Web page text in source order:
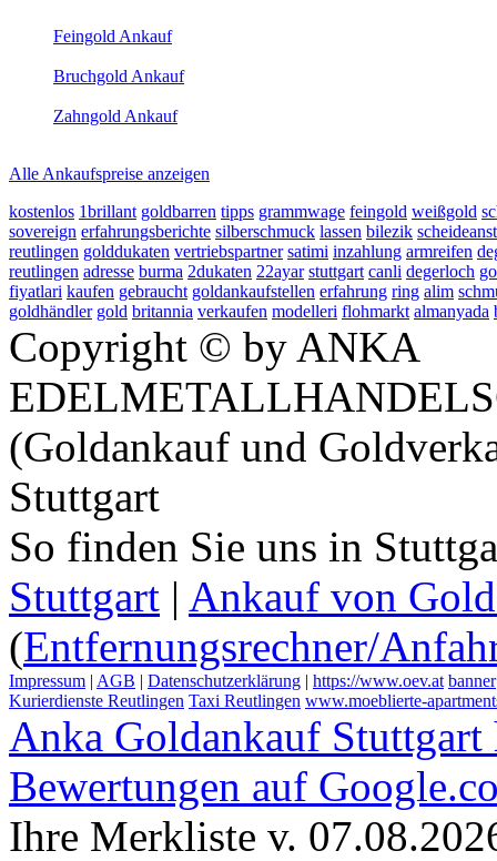
Feingold Ankauf
Bruchgold Ankauf
Zahngold Ankauf
Alle Ankaufspreise anzeigen
kostenlos 1brillant goldbarren tipps grammwage feingold weißgold
sovereign erfahrungsberichte silberschmuck lassen bilezik
reutlingen golddukaten vertriebspartner satimi inzahlung armreifen
reutlingen adresse burma 2dukaten 22ayar stuttgart canli degerloch
fiyatlari kaufen gebraucht goldankaufstellen erfahrung ring alim
goldhändler gold britannia verkaufen modelleri flohmarkt almanyada
Copyright © by ANKA
(Goldankauf und
Stuttgart
So finden Sie uns in
Stuttgart | Ankauf von
(Entfernungsrechner/
Impressum | AGB | Datenschutzerklärung | https://www.oev.at banner
Kurierdienste Reutlingen Taxi Reutlingen www.moeblierte-
Anka Goldankauf Stuttgart
Bewertungen auf
Ihre Merkliste v.